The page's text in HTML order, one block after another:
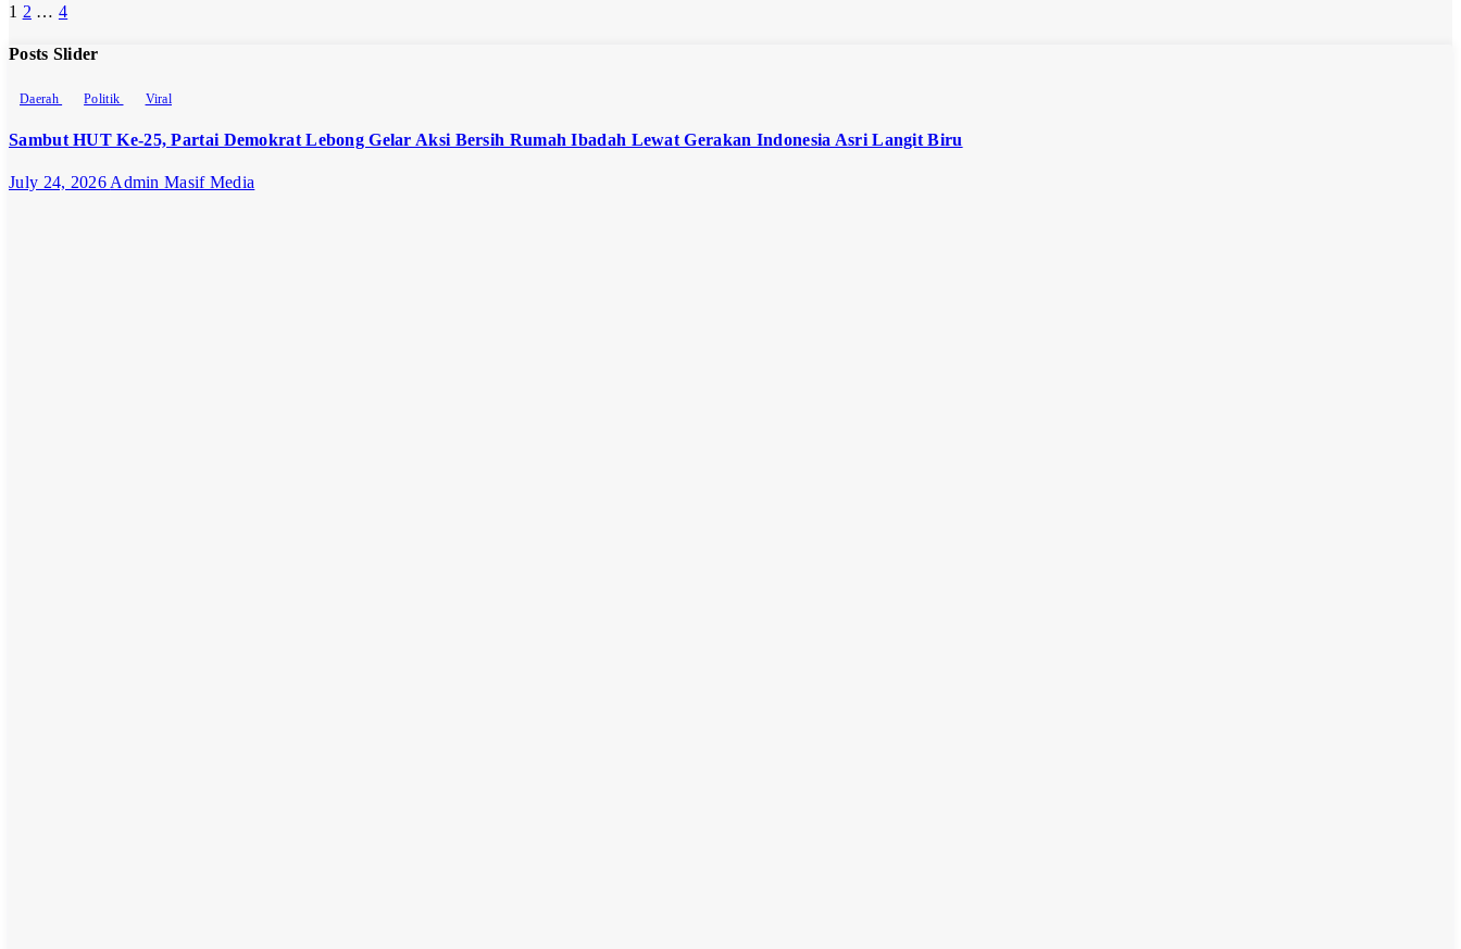
Posts
pagination
1 2 … 4
Posts Slider
Daerah Politik Viral
Sambut HUT Ke-25, Partai Demokrat Lebong Gelar Aksi Bersih Rumah Ibadah Lewat Gerakan Indonesia Asri Langit Biru
July 24, 2026 Admin Masif Media